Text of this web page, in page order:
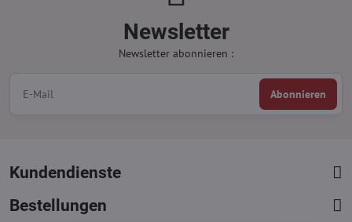
Newsletter
Newsletter abonnieren :
Abonnieren
Kundendienste
Bestellungen